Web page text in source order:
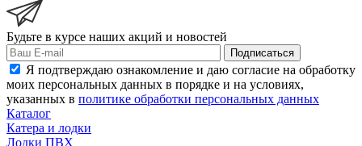
Будьте в курсе наших акций и новостей
Подписаться
Я подтверждаю ознакомление и даю согласие на обработку
моих персональных данных в порядке и на условиях,
указанных в политике обработки персональных данных
Каталог
Катера и лодки
Лодки ПВХ